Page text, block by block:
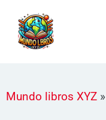
contenido
Mundo libros XYZ »